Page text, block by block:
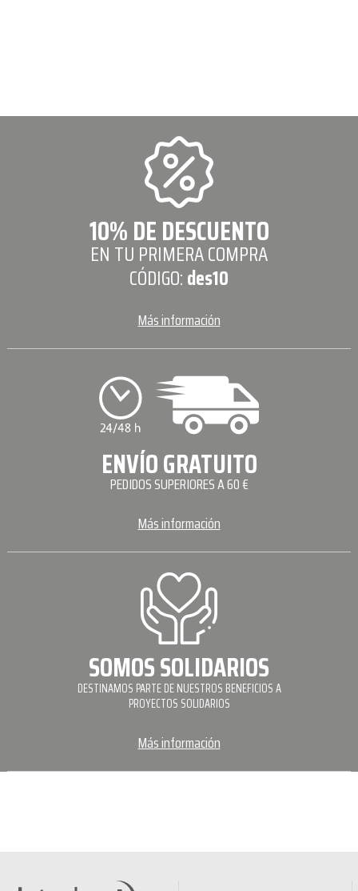
10% DE DESCUENTO
EN TU PRIMERA COMPRA
CÓDIGO:des10
Más información
ENVÍO GRATUITO
PEDIDOS SUPERIORES A 60 €
Más información
SOMOS SOLIDARIOS
DESTINAMOS PARTE DE NUESTROS BENEFICIOS A
PROYECTOS SOLIDARIOS
Más información